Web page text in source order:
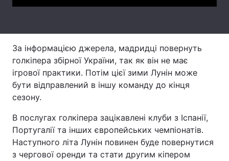
Послуги
За інформацією джерела, мадридці повернуть
голкіпера збірної України, так як він не має
ігрової практики. Потім цієї зими Лунін може
бути відправлений в іншу команду до кінця
сезону.
В послугах голкіпера зацікавлені клуби з Іспанії,
Португалії та інших європейських чемпіонатів.
Наступного літа Лунін повинен буде повернутися
з чергової оренди та стати другим кіпером